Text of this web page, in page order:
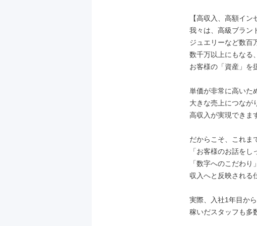
【高収入、高額イン
我々は、高級ブラン
ジュエリーなど数百
数千万以上にもなる、
お客様の「資産」を
単価が非常に高いた
大きな売上につなが
高収入が実現できま
だからこそ、これま
「お客様のお話を
「数字へのこだわ
収入へと反映される
実際、入社1年目か
稼いだスタッフも多